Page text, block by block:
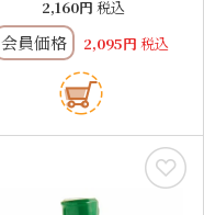
2,160 税込
会員価格 2,095 税込